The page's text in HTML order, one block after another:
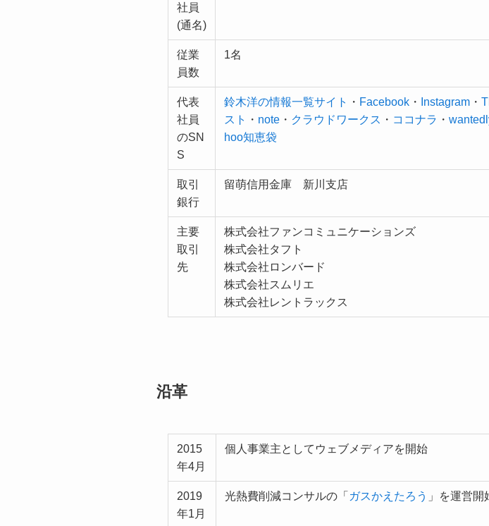
社員
(通名)
従業
員数
1名
代表
社員
のSN
S
鈴木洋の情報一覧サイト ・ Facebook ・ Instagram ・
スト
・ note ・ クラウドワークス ・ ココナラ ・
hoo知恵袋
取引
銀行
留萌信用金庫 新川支店
主要
取引
先
株式会社ファンコミュニケーションズ
株式会社タフト
株式会社ロンバード
株式会社スムリエ
株式会社レントラックス
沿革
2015
年4月
個人事業主としてウェブメディアを開始
2019
年1月
光熱費削減コンサルの「 ガスかえたろう 」を運営開